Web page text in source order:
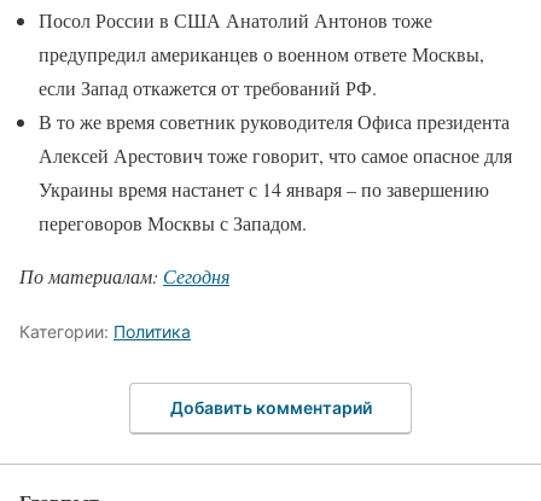
Посол России в США Анатолий Антонов тоже
предупредил американцев о военном ответе Москвы,
если Запад откажется от требований РФ.
В то же время советник руководителя Офиса президента
Алексей Арестович тоже говорит, что самое опасное для
Украины время настанет с 14 января – по завершению
переговоров Москвы с Западом.
По материалам: Сегодня
Категории: Политика
Добавить комментарий